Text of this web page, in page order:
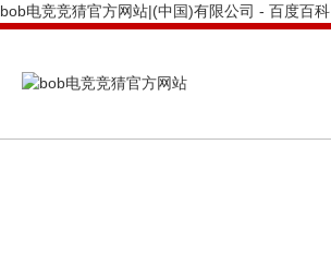
bob电竞竞猜官方网站|(中国)有限公司 - 百度百科